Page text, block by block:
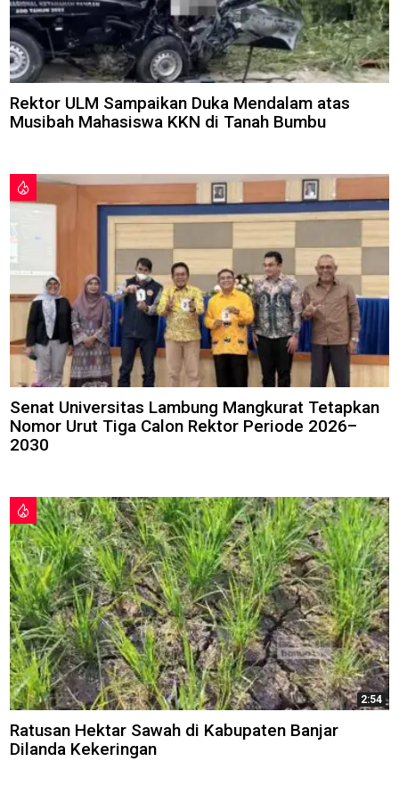
Rektor ULM Sampaikan Duka Mendalam atas
Musibah Mahasiswa KKN di Tanah Bumbu
Senat Universitas Lambung Mangkurat Tetapkan
Nomor Urut Tiga Calon Rektor Periode 2026–
2030
2:54
Ratusan Hektar Sawah di Kabupaten Banjar
Dilanda Kekeringan